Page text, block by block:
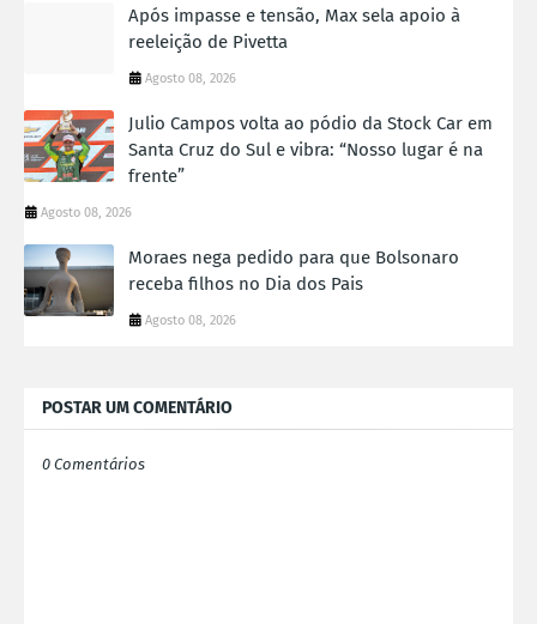
Após impasse e tensão, Max sela apoio à
reeleição de Pivetta
Agosto 08, 2026
Julio Campos volta ao pódio da Stock Car em
Santa Cruz do Sul e vibra: “Nosso lugar é na
frente”
Agosto 08, 2026
Moraes nega pedido para que Bolsonaro
receba filhos no Dia dos Pais
Agosto 08, 2026
POSTAR UM COMENTÁRIO
0 Comentários